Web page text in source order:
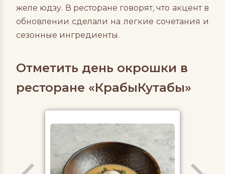
желе юдзу. В ресторане говорят, что акцент в
обновлении сделали на легкие сочетания и
сезонные ингредиенты.
Отметить день окрошки в
ресторане «КрабыКутабы»